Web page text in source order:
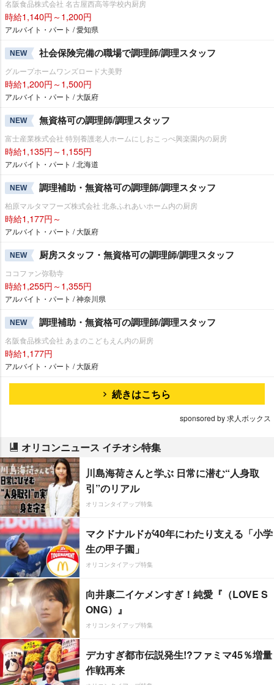
名阪食品株式会社 名古屋西高等学校内厨房
時給1,140円～1,200円
アルバイト・パート / 愛知県
NEW 社会保険完備の職場で調理師/調理スタッフ
グループホームワンズロード大美野
時給1,200円～1,500円
アルバイト・パート / 大阪府
NEW 無資格可の調理師/調理スタッフ
富士産業株式会社 特別養護老人ホームにしおこっぺ興楽園内の厨房
時給1,135円～1,155円
アルバイト・パート / 北海道
NEW 調理補助・無資格可の調理師/調理スタッフ
柏原マルタマフーズ株式会社 北条ふれあいホーム内の厨房
時給1,177円～
アルバイト・パート / 大阪府
NEW 厨房スタッフ・無資格可の調理師/調理スタッフ
ココファン弥勒寺
時給1,255円～1,355円
アルバイト・パート / 神奈川県
NEW 調理補助・無資格可の調理師/調理スタッフ
名阪食品株式会社 あまのこどもえん内の厨房
時給1,177円
アルバイト・パート / 大阪府
続きはこちら
sponsored by 求人ボックス
オリコンニュース イチオシ特集
川島海荷さんと学ぶ 日常に潜む“人身取
引”のリアル
オリコンタイアップ特集
マクドナルドが40年にわたり支える「小学
生の甲子園」
オリコンタイアップ特集
向井康二イケメンすぎ！純愛『（LOVE S
ONG）』
オリコンタイアップ特集
デカすぎ都市伝説発生!?ファミマ45％増量
作戦再来